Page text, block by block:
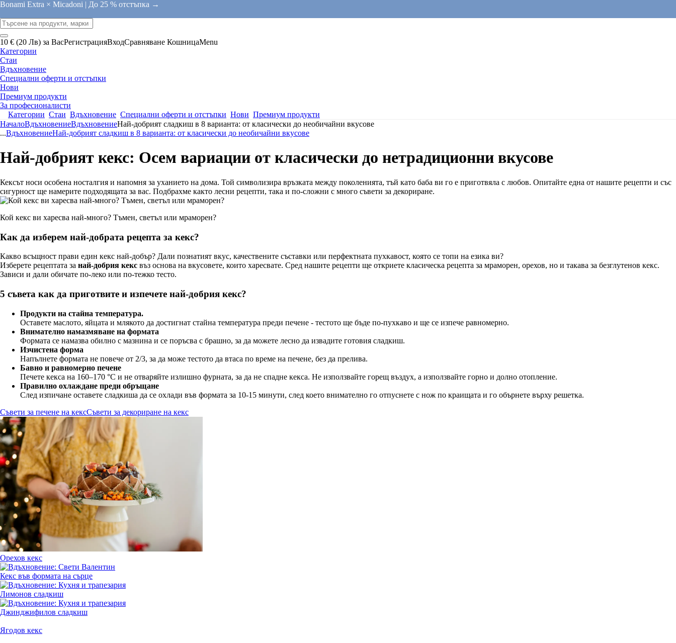
Bonami Extra × Micadoni | До 25 % отстъпка →
10 € (20 Лв) за ВасРегистрацияВходСравняване КошницаMenu
Категории
Стаи
Вдъхновение
Специални оферти и отстъпки
Нови
Премиум продукти
За професионалисти
Категории Стаи Вдъхновение Специални оферти и отстъпки Нови Премиум продукти
НачалоВдъхновениеВдъхновениеНай-добрият сладкиш в 8 варианта: от класически до необичайни вкусове
...ВдъхновениеНай-добрият сладкиш в 8 варианта: от класически до необичайни вкусове
Най-добрият кекс: Осем вариации от класически до нетрадиционни вкусове
Кексът носи особена носталгия и напомня за уханието на дома. Той символизира връзката между поколенията, тъй като баба ви го е приготвяла с любов. Опитайте една от нашите рецепти и със
сигурност ще намерите подходящата за вас. Подбрахме както лесни рецепти, така и по-сложни с много съвети за декориране.
Кой кекс ви харесва най-много? Тъмен, светъл или мраморен?
Как да изберем най-добрата рецепта за кекс?
Какво всъщност прави един кекс най-добър? Дали познатият вкус, качествените съставки или перфектната пухкавост, която се топи на езика ви?
Изберете рецептата за най-добрия кекс въз основа на вкусовете, които харесвате. Сред нашите рецепти ще откриете класическа рецепта за мраморен, орехов, но и такава за безглутенов кекс.
Зависи и дали обичате по-леко или по-тежко тесто.
5 съвета как да приготвите и изпечете най-добрия кекс?
Продукти на стайна температура.
Оставете маслото, яйцата и млякото да достигнат стайна температура преди печене - тестото ще бъде по-пухкаво и ще се изпече равномерно.
Внимателно намазмяване на формата
Формата се намазва обилно с мазнина и се поръсва с брашно, за да можете лесно да извадите готовия сладкиш.
Изчистена форма
Напълнете формата не повече от 2/3, за да може тестото да втаса по време на печене, без да прелива.
Бавно и равномерно печене
Печете кекса на 160–170 °C и не отваряйте излишно фурната, за да не спадне кекса. Не използвайте горещ въздух, а използвайте горно и долно отопление.
Правилно охлаждане преди обръщане
След изпичане оставете сладкиша да се охлади във формата за 10-15 минути, след което внимателно го отпуснете с нож по краищата и го обърнете върху решетка.
Съвети за печене на кексСъвети за декориране на кекс
Орехов кекс
Кекс във формата на сърце
Лимонов сладкиш
Джинджифилов сладкиш
Ягодов кекс